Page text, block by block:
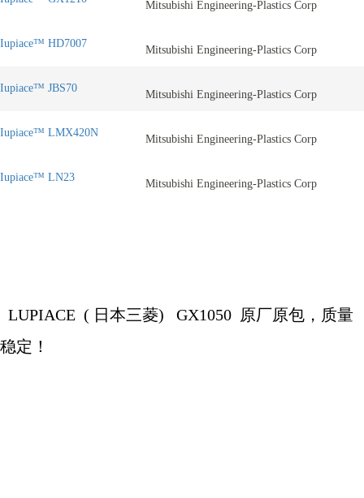
Mitsubishi Engineering-Plastics Corp
Iupiace™ HD7007
Mitsubishi Engineering-Plastics Corp
Iupiace™ JBS70
Mitsubishi Engineering-Plastics Corp
Iupiace™ LMX420N
Mitsubishi Engineering-Plastics Corp
Iupiace™ LN23
Mitsubishi Engineering-Plastics Corp
LUPIACE ( 日本三菱) GX1050 原厂原包，质量
稳定！